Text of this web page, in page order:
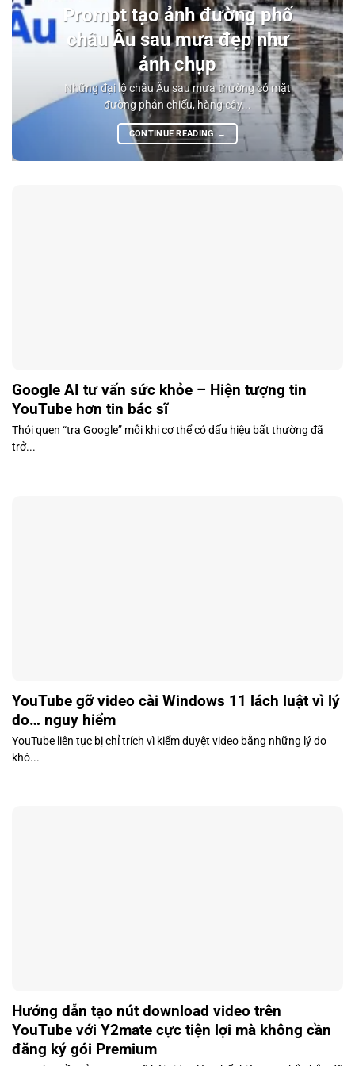
Prompt tạo ảnh đường phố
châu Âu sau mưa đẹp như
ảnh chụp
Những đại lộ châu Âu sau mưa thường có mặt
đường phản chiếu, hàng cây...
CONTINUE READING →
Google AI tư vấn sức khỏe – Hiện tượng tin
YouTube hơn tin bác sĩ
Thói quen “tra Google” mỗi khi cơ thể có dấu hiệu bất thường đã
trở...
YouTube gỡ video cài Windows 11 lách luật vì lý
do… nguy hiểm
YouTube liên tục bị chỉ trích vì kiểm duyệt video bằng những lý do
khó...
Hướng dẫn tạo nút download video trên
YouTube với Y2mate cực tiện lợi mà không cần
đăng ký gói Premium